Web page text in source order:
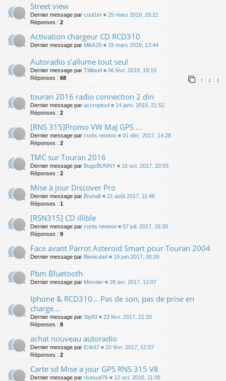
Street view
Dernier message par cool1er « 25 mars 2018, 20:21
Réponses : 2
Activation chargeur CD RCD310
Dernier message par MikK25 « 15 mars 2018, 13:44
Autoradio s'allume tout seul
Dernier message par Titillaud « 06 févr. 2018, 19:19
Réponses : 68 1 2 3
touran 2016 radio connection 2 din
Dernier message par accroplouf « 14 janv. 2018, 21:52
Réponses : 2
[RNS 315]Promo VW MaJ GPS ...
Dernier message par curtis newton « 01 déc. 2017, 14:28
Réponses : 2
TMC sur Touran 2016
Dernier message par BugsBUNNY « 16 oct. 2017, 20:55
Réponses : 2
Mise à jour Discover Pro
Dernier message par Brunalf « 21 août 2017, 11:46
Réponses : 1
[RSN315] CD illible
Dernier message par curtis newton « 07 juil. 2017, 16:30
Réponses : 9
Face avant Parrot Asteroid Smart pour Touran 2004
Dernier message par Bionicdad « 19 juin 2017, 00:26
Pbm Bluetooth
Dernier message par Mesnier « 28 avr. 2017, 12:07
Iphone & RCD310... Pas de son, pas de prise en
charge...
Dernier message par Sly83 « 23 févr. 2017, 21:20
Réponses : 8
achat nouveau autoradio
Dernier message par Erik67 « 20 févr. 2017, 12:07
Réponses : 2
Carte sd Mise a jour GPS RNS 315 V8
Dernier message par rivesud76 « 12 oct. 2016, 11:05